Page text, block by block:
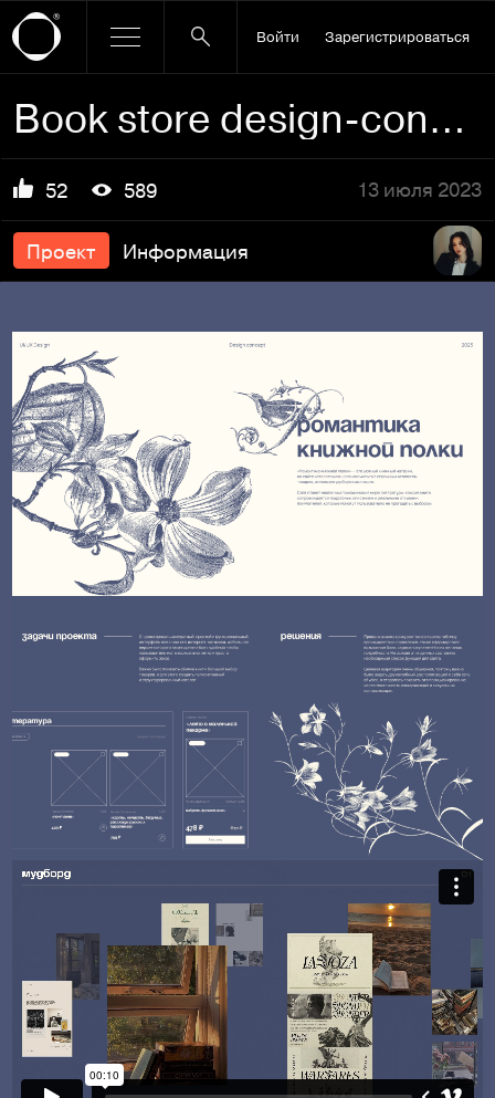
Войти Зарегистрироваться
Book store design-concept | UI/UX design
52 589 13 июля 2023
Проект Информация